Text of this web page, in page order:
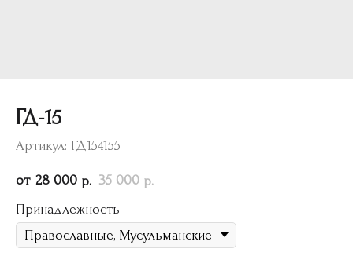
ГД-15
Артикул: ГД154155
28 000 р. 35 000 р.
Принадлежность